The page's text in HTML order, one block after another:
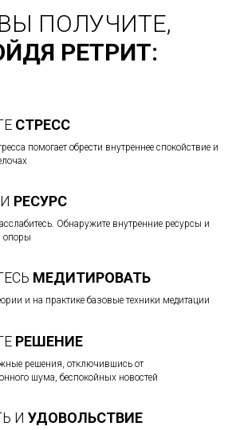
ПОЛУЧИТЕ,
РЕТРИТ:
СТРЕСС
помогает обрести внутреннее спокойствие и
РЕСУРС
Обнаружите внутренние ресурсы и
опоры
МЕДИТИРОВАТЬ
и на практике базовые техники медитации
РЕШЕНИЕ
решения, отключившись от
шума, беспокойных новостей
И УДОВОЛЬСТВИЕ